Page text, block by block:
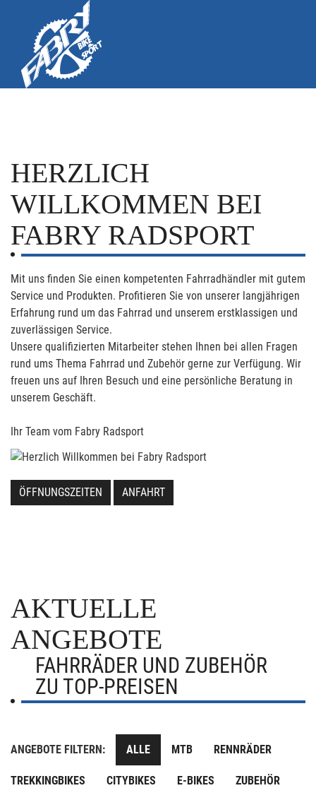
HERZLICH
WILLKOMMEN BEI
FABRY RADSPORT
Mit uns finden Sie einen kompetenten Fahrradhändler mit gutem
Service und Produkten. Profitieren Sie von unserer langjährigen
Erfahrung rund um das Fahrrad und unserem erstklassigen und
zuverlässigen Service.
Unsere qualifizierten Mitarbeiter stehen Ihnen bei allen Fragen
rund ums Thema Fahrrad und Zubehör gerne zur Verfügung. Wir
freuen uns auf Ihren Besuch und eine persönliche Beratung in
unserem Geschäft.
Ihr Team vom Fabry Radsport
ÖFFNUNGSZEITEN ANFAHRT
AKTUELLE
ANGEBOTE
FAHRRÄDER UND ZUBEHÖR
ZU TOP-PREISEN
ANGEBOTE FILTERN: ALLE MTB RENNRÄDER
TREKKINGBIKES CITYBIKES E-BIKES ZUBEHÖR